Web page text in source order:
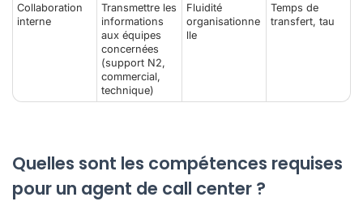
Collaboration
interne
Transmettre les
informations
aux équipes
concernées
(support N2,
commercial,
technique)
Fluidité
organisationne
lle
Temps de
transfert, tau
Quelles sont les compétences requises
pour un agent de call center ?